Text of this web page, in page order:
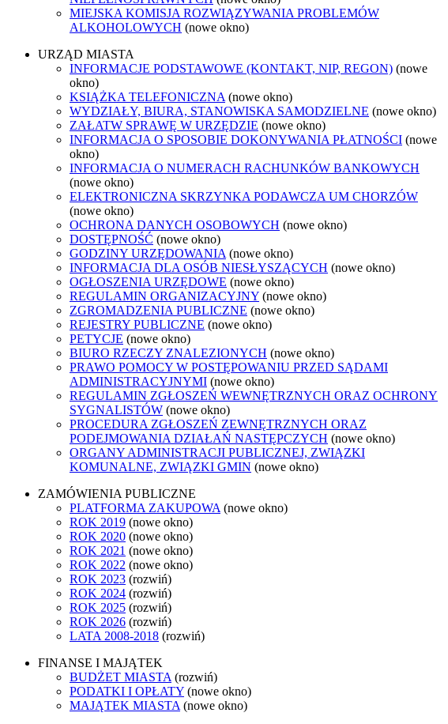
MIEJSKA KOMISJA ROZWIĄZYWANIA PROBLEMÓW
ALKOHOLOWYCH (nowe okno)
URZĄD MIASTA
INFORMACJE PODSTAWOWE (KONTAKT, NIP, REGON) (nowe
okno)
KSIĄŻKA TELEFONICZNA (nowe okno)
WYDZIAŁY, BIURA, STANOWISKA SAMODZIELNE (nowe okno)
ZAŁATW SPRAWĘ W URZĘDZIE (nowe okno)
INFORMACJA O SPOSOBIE DOKONYWANIA PŁATNOŚCI (nowe
okno)
INFORMACJA O NUMERACH RACHUNKÓW BANKOWYCH
(nowe okno)
ELEKTRONICZNA SKRZYNKA PODAWCZA UM CHORZÓW
(nowe okno)
OCHRONA DANYCH OSOBOWYCH (nowe okno)
DOSTĘPNOŚĆ (nowe okno)
GODZINY URZĘDOWANIA (nowe okno)
INFORMACJA DLA OSÓB NIESŁYSZĄCYCH (nowe okno)
OGŁOSZENIA URZĘDOWE (nowe okno)
REGULAMIN ORGANIZACYJNY (nowe okno)
ZGROMADZENIA PUBLICZNE (nowe okno)
REJESTRY PUBLICZNE (nowe okno)
PETYCJE (nowe okno)
BIURO RZECZY ZNALEZIONYCH (nowe okno)
PRAWO POMOCY W POSTĘPOWANIU PRZED SĄDAMI
ADMINISTRACYJNYMI (nowe okno)
REGULAMIN ZGŁOSZEŃ WEWNĘTRZNYCH ORAZ OCHRONY
SYGNALISTÓW (nowe okno)
PROCEDURA ZGŁOSZEŃ ZEWNĘTRZNYCH ORAZ
PODEJMOWANIA DZIAŁAŃ NASTĘPCZYCH (nowe okno)
ORGANY ADMINISTRACJI PUBLICZNEJ, ZWIĄZKI
KOMUNALNE, ZWIĄZKI GMIN (nowe okno)
ZAMÓWIENIA PUBLICZNE
PLATFORMA ZAKUPOWA (nowe okno)
ROK 2019 (nowe okno)
ROK 2020 (nowe okno)
ROK 2021 (nowe okno)
ROK 2022 (nowe okno)
ROK 2023 (rozwiń)
ROK 2024 (rozwiń)
ROK 2025 (rozwiń)
ROK 2026 (rozwiń)
LATA 2008-2018 (rozwiń)
FINANSE I MAJĄTEK
BUDŻET MIASTA (rozwiń)
PODATKI I OPŁATY (nowe okno)
MAJĄTEK MIASTA (nowe okno)